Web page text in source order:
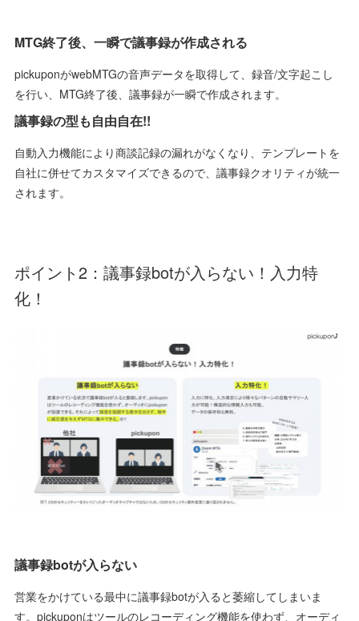
MTG終了後、一瞬で議事録が作成される
pickuponがwebMTGの音声データを取得して、録音/文字起こし
を行い、MTG終了後、議事録が一瞬で作成されます。
議事録の型も自由自在!!
自動入力機能により商談記録の漏れがなくなり、テンプレートを
自社に併せてカスタマイズできるので、議事録クオリティが統一
されます。
ポイント2：議事録botが入らない！入力特
化！
議事録botが入らない
営業をかけている最中に議事録botが入ると萎縮してしまいま
す。pickuponはツールのレコーディング機能を使わず、オーディ